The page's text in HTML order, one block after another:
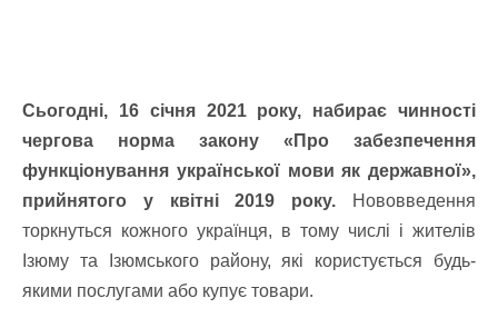
Сьогодні, 16 січня 2021 року, набирає чинності
чергова норма закону «Про забезпечення
функціонування української мови як державної»,
прийнятого у квітні 2019 року. Нововведення
торкнуться кожного українця, в тому числі і жителів
Ізюму та Ізюмського району, які користується будь-
якими послугами або купує товари.